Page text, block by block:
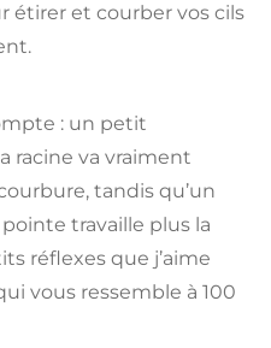
étirer et courber vos cils
: un petit
racine va vraiment
tandis qu’un
travaille plus la
réflexes que j’aime
vous ressemble à 100